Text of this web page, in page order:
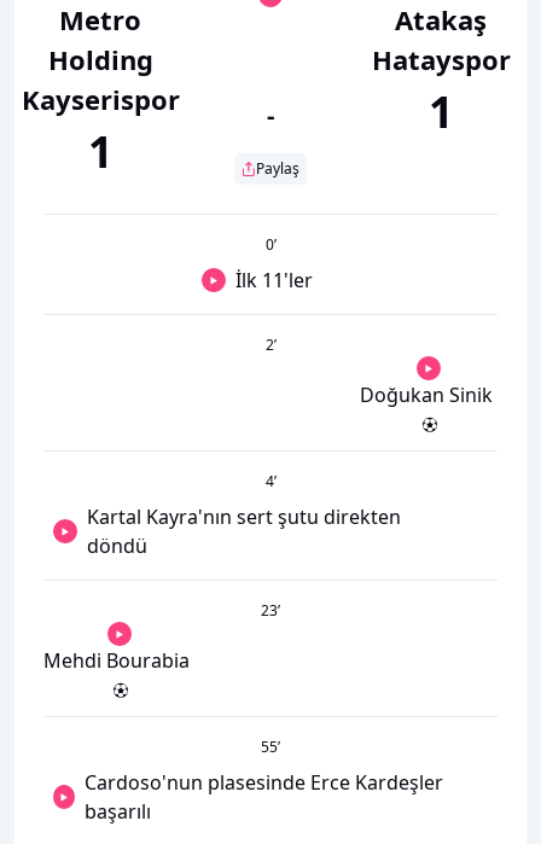
Metro
Holding
Kayserispor
1
-
Paylaş
Atakaş
Hatayspor
1
0’
İlk 11'ler
2’
Doğukan Sinik
4’
Kartal Kayra'nın sert şutu direkten
döndü
23’
Mehdi Bourabia
55’
Cardoso'nun plasesinde Erce Kardeşler
başarılı